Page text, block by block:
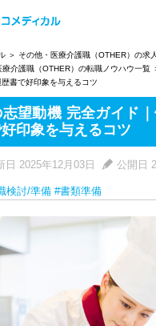
その他・医療介護職（OTHER）の求
療介護職（OTHER）の転職ノウハウ一覧
書で好印象を与えるコツ
望動機 完全ガイド｜
印象を与えるコツ
日 2025年12月03日 公開日
検討/準備 #書類準備